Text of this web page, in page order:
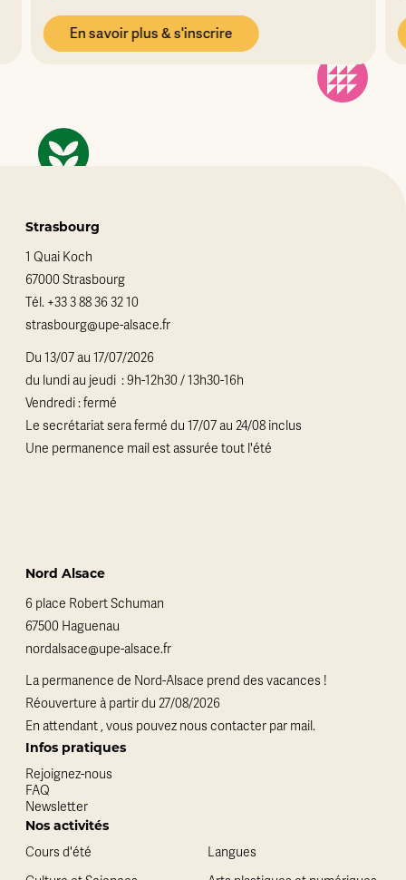
En savoir plus & s'inscrire
Strasbourg
1 Quai Koch
67000 Strasbourg
Tél. +33 3 88 36 32 10
strasbourg@upe-alsace.fr
Du 13/07 au 17/07/2026
du lundi au jeudi : 9h-12h30 / 13h30-16h
Vendredi : fermé
Le secrétariat sera fermé du 17/07 au 24/08 inclus
Une permanence mail est assurée tout l'été
Nord Alsace
6 place Robert Schuman
67500 Haguenau
nordalsace@upe-alsace.fr
La permanence de Nord-Alsace prend des vacances !
Réouverture à partir du 27/08/2026
En attendant , vous pouvez nous contacter par mail.
Infos pratiques
Rejoignez-nous
FAQ
Newsletter
Nos activités
Cours d'été
Langues